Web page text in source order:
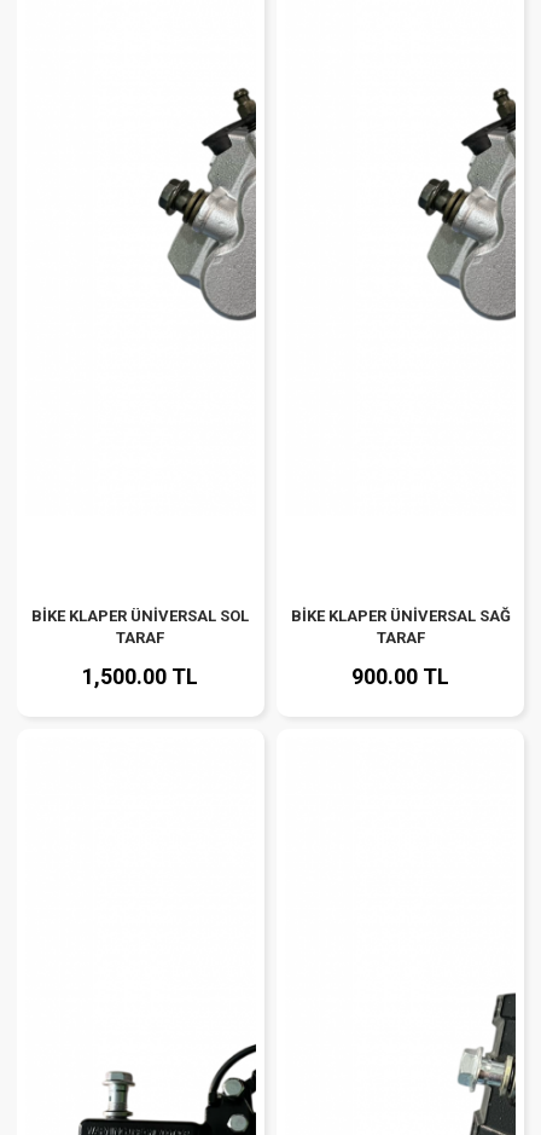
BİKE KLAPER ÜNİVERSAL SOL
TARAF
1,500.00 TL
BİKE KLAPER ÜNİVERSAL SAĞ
TARAF
900.00 TL